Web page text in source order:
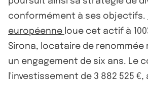
conformément à ses objectifs.
européenne loue cet actif à
Sirona, locataire de renommée
un engagement de six ans. Le
l'investissement de 3 882 525